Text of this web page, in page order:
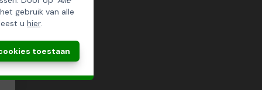
gebruik van alle
u hier.
toestaan